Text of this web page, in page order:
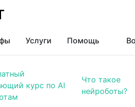
Услуги Помощь
курс по AI
Что такое
нейроботы?